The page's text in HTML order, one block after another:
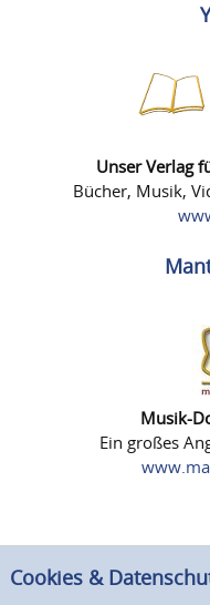
Unser Verlag
Bücher, Musik,
Musik-
Ein großes
Cookies &